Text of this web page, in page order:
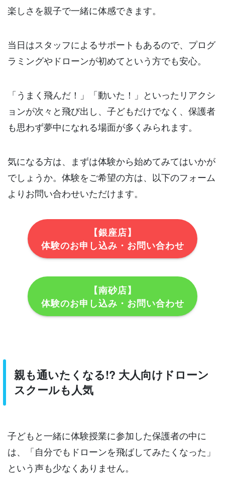
楽しさを親子で一緒に体感できます。
当日はスタッフによるサポートもあるので、プログ
ラミングやドローンが初めてという方でも安心。
「うまく飛んだ！」「動いた！」といったリアクシ
ョンが次々と飛び出し、子どもだけでなく、保護者
も思わず夢中になれる場面が多くみられます。
気になる方は、まずは体験から始めてみてはいかが
でしょうか。体験をご希望の方は、以下のフォーム
よりお問い合わせいただけます。
【銀座店】
体験のお申し込み・お問い合わせ
【南砂店】
体験のお申し込み・お問い合わせ
親も通いたくなる!? 大人向けドローン
スクールも人気
子どもと一緒に体験授業に参加した保護者の中に
は、「自分でもドローンを飛ばしてみたくなった」
という声も少なくありません。